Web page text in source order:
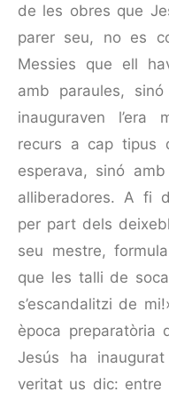
de les obres que
parer seu, no es
Messies que ell
amb paraules,
inauguraven l’era
recurs a cap tipus
esperava, sinó
alliberadores. A fi
per part dels
seu mestre,
que les talli de
s’escanda­litzi de
època preparatòria
Jesús ha
veritat us dic: entre